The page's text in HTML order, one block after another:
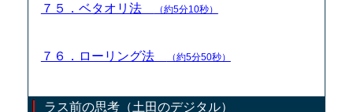
７５．ベタオリ法 （約5分10秒）
７６．ローリング法 （約5分50秒）
ラス前の思考（土田のデジタル）